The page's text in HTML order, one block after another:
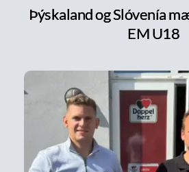
Þýskaland og Slóvenía
EM U18